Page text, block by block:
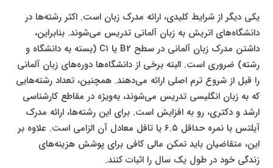
یکی دیگر از شرایط کلیدی، ارائه مدرک زبان است. اکثر رشته‌ها در
دانشگاه‌های اتریش به زبان آلمانی تدریس می‌شوند. بنابراین،
داشتن مدرک زبان آلمانی در سطح B2 یا C1 (بسته به دانشگاه و
رشته) ضروری است. البته برخی از دانشگاه‌ها دوره‌های زبان آلمانی
را قبل از شروع ترم اصلی ارائه می‌دهند. همچنین، تعداد رشته‌هایی
که به زبان انگلیسی تدریس می‌شوند، به‌ویژه در مقاطع کارشناسی
ارشد و دکتری، رو به افزایش است. برای این رشته‌ها، ارائه مدرک
آیلتس با نمره حداقل ۶.۵ یا تافل معادل آن الزامی است. علاوه بر
این، متقاضیان باید تمکن مالی کافی برای پوشش هزینه‌های
زندگی خود در طول یک سال را اثبات کنند.